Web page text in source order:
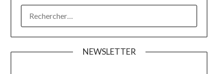
NEWSLETTER